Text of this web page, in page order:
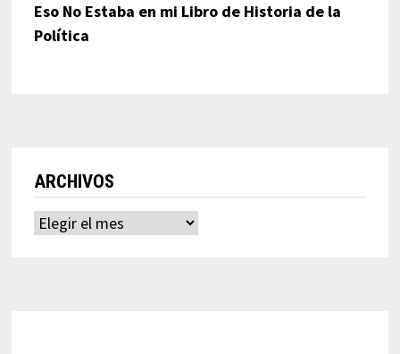
Eso No Estaba en mi Libro de Historia de la
Política
ARCHIVOS
Archivos